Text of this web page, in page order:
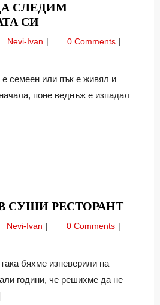
СЛЕДИМ
СИТРЯБВА
ЛИ
ДА
ПОЛОВИНКАТА
СИ
Nevi-Ivan Трябва
следим
0 Comments
е семеен или пък е живял и
поне веднъж е изпадал
СУШИ РЕСТОРАНТНА
Nevi-Ivan На
Суши
0 Comments
бяхме изневерили на
години, че решихме да не